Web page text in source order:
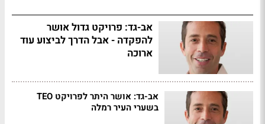
אב-גד: פרויקט גדול אושר
להפקדה - אבל הדרך לביצוע עוד
ארוכה
אב-גד: אושר היתר לפרויקט TEO
בשערי העיר רמלה